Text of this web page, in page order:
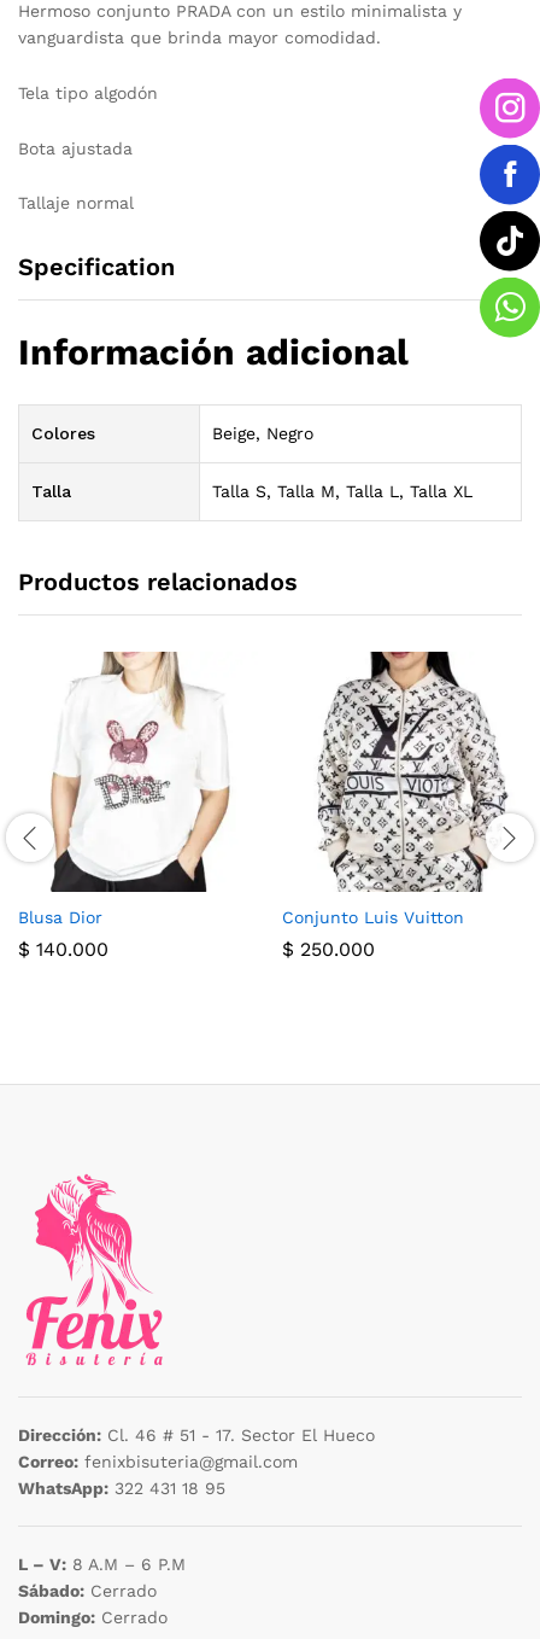
Hermoso conjunto PRADA con un estilo minimalista y
vanguardista que brinda mayor comodidad.
Tela tipo algodón
Bota ajustada
Tallaje normal
Specification
Información adicional
Colores Beige, Negro
Talla Talla S, Talla M, Talla L, Talla XL
Productos relacionados
Blusa Dior
$ 140.000
Conjunto Luis Vuitton
$ 250.000
Dirección: Cl. 46 # 51 - 17. Sector El Hueco
Correo: fenixbisuteria@gmail.com
WhatsApp: 322 431 18 95
L – V: 8 A.M – 6 P.M
Sábado: Cerrado
Domingo: Cerrado